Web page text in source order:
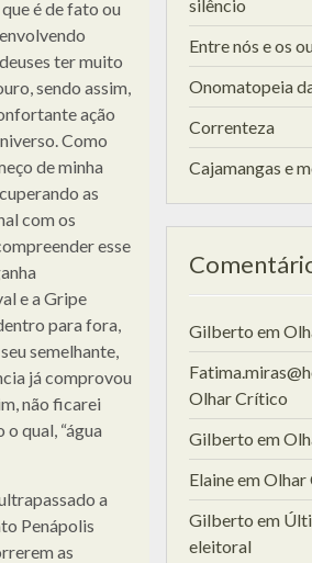
é de fato ou
ter muito
sendo assim,
ação
Como
de minha
as
com os
esse
e a Gripe
para fora,
semelhante,
já comprovou
não ficarei
qual, “água
a
Penápolis
as
silêncio
Entre nós e os
Onomatopeia
Correnteza
Cajamangas e
Gilberto em
Olhar Crítico
Gilberto em
ElaineemOlhar
Gilberto em
eleitoral